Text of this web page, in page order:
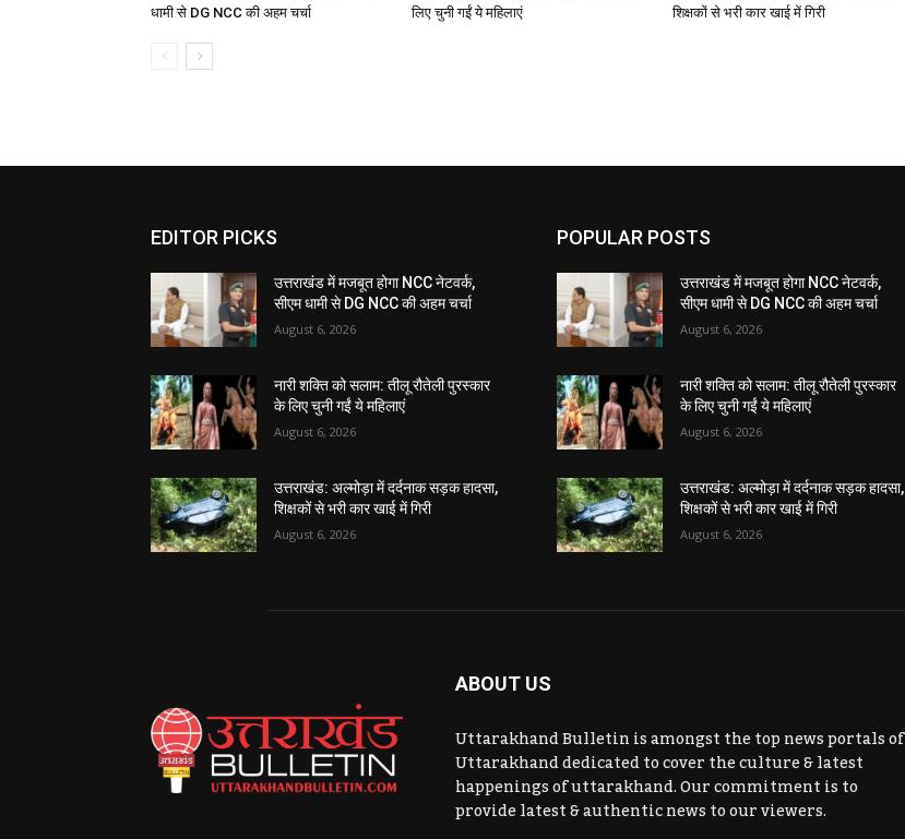
धामी से DG NCC की अहम चर्चा
लिए चुनी गईं ये महिलाएं
शिक्षकों से भरी कार खाई में गिरी
EDITOR PICKS
उत्तराखंड में मजबूत होगा NCC नेटवर्क,
सीएम धामी से DG NCC की अहम चर्चा
August 6, 2026
नारी शक्ति को सलाम: तीलू रौतेली पुरस्कार
के लिए चुनी गईं ये महिलाएं
August 6, 2026
उत्तराखंड: अल्मोड़ा में दर्दनाक सड़क हादसा,
शिक्षकों से भरी कार खाई में गिरी
August 6, 2026
POPULAR POSTS
उत्तराखंड में मजबूत होगा NCC नेटवर्क,
सीएम धामी से DG NCC की अहम चर्चा
August 6, 2026
नारी शक्ति को सलाम: तीलू रौतेली पुरस्कार
के लिए चुनी गईं ये महिलाएं
August 6, 2026
उत्तराखंड: अल्मोड़ा में दर्दनाक सड़क हादसा,
शिक्षकों से भरी कार खाई में गिरी
August 6, 2026
ABOUT US
Uttarakhand Bulletin is amongst the top news portals of
Uttarakhand dedicated to cover the culture & latest
happenings of uttarakhand. Our commitment is to
provide latest & authentic news to our viewers.